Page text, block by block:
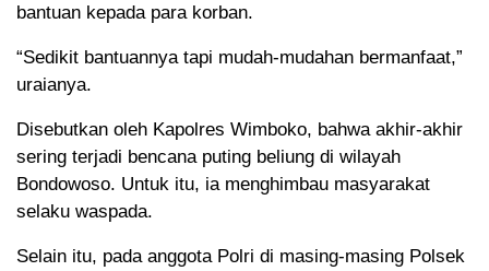
bantuan kepada para korban.
“Sedikit bantuannya tapi mudah-mudahan bermanfaat,”
uraianya.
Disebutkan oleh Kapolres Wimboko, bahwa akhir-akhir
sering terjadi bencana puting beliung di wilayah
Bondowoso. Untuk itu, ia menghimbau masyarakat
selaku waspada.
Selain itu, pada anggota Polri di masing-masing Polsek